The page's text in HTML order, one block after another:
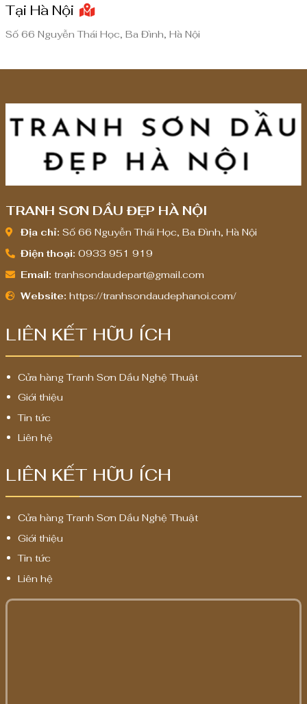
Tại Hà Nội
Số 66 Nguyễn Thái Học, Ba Đình, Hà Nội
TRANH SƠN DẦU ĐẸP HÀ NỘI
Địa chỉ: Số 66 Nguyễn Thái Học, Ba Đình, Hà Nội
Điện thoại: 0933 951 919
Email: tranhsondaudepart@gmail.com
Website: https://tranhsondaudephanoi.com/
LIÊN KẾT HỮU ÍCH
Cửa hàng Tranh Sơn Dầu Nghệ Thuật
Giới thiệu
Tin tức
Liên hệ
LIÊN KẾT HỮU ÍCH
Cửa hàng Tranh Sơn Dầu Nghệ Thuật
Giới thiệu
Tin tức
Liên hệ